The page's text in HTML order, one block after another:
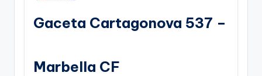
Gaceta Cartagonova 537 –
Marbella CF